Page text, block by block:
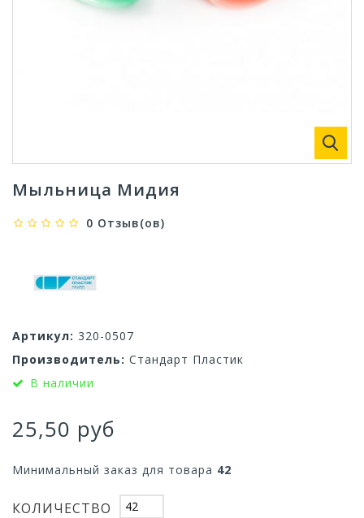
Мыльница Мидия
0 Отзыв(ов)
Артикул: 320-0507
Производитель: Стандарт Пластик
В наличии
25,50 руб
Минимальный заказ для товара 42
КОЛИЧЕСТВО